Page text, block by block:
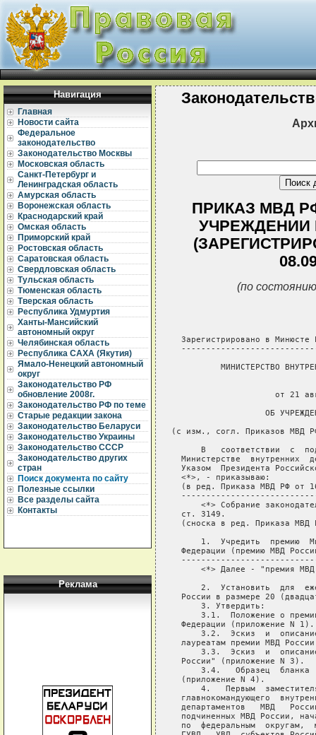
Навигация
Главная
Новости сайта
Федеральное
законодательство
Законодательство Москвы
Московская область
Санкт-Петербург и
Ленинградская область
Амурская область
Воронежская область
Краснодарский край
Омская область
Приморский край
Ростовская область
Саратовская область
Свердловская область
Тульская область
Тюменская область
Тверская область
Республика Удмуртия
Ханты-Мансийский
автономный округ
Челябинская область
Республика САХА (Якутия)
Ямало-Ненецкий автономный
округ
Законодательство РФ
обновление 2008г.
Законодательство РФ по теме
Старые редакции закона
Законодательство Беларуси
Законодательство Украины
Законодательство СССР
Законодательство других
стран
Поиск документа по сайту
Полезные ссылки
Все разделы сайта
Контакты
Реклама
ПРИКАЗ МВД РФ
УЧРЕЖДЕНИИ
(по